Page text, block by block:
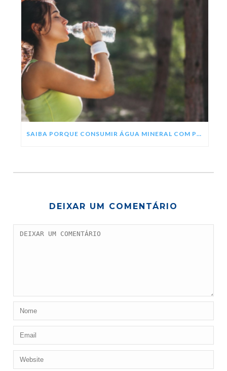
SAIBA PORQUE CONSUMIR ÁGUA MINERAL COM PH ALCALINO
DEIXAR UM COMENTÁRIO